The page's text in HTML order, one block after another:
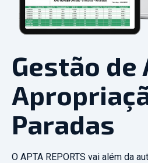
Gestão de
Paradas
O APTA REPORTS vai além da